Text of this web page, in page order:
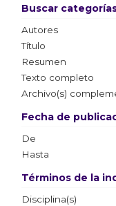
Buscar
Autores
Título
Resumen
Texto completo
Archivo(s)
Fecha de
De
Hasta
Términos de la
Disciplina(s)